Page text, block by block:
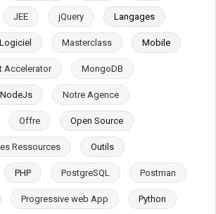
JEE jQuery Langages
Logiciel Masterclass Mobile
Accelerator MongoDB
NodeJs Notre Agence
Offre Open Source
Ressources Outils
PHP PostgreSQL Postman
Progressive web App Python